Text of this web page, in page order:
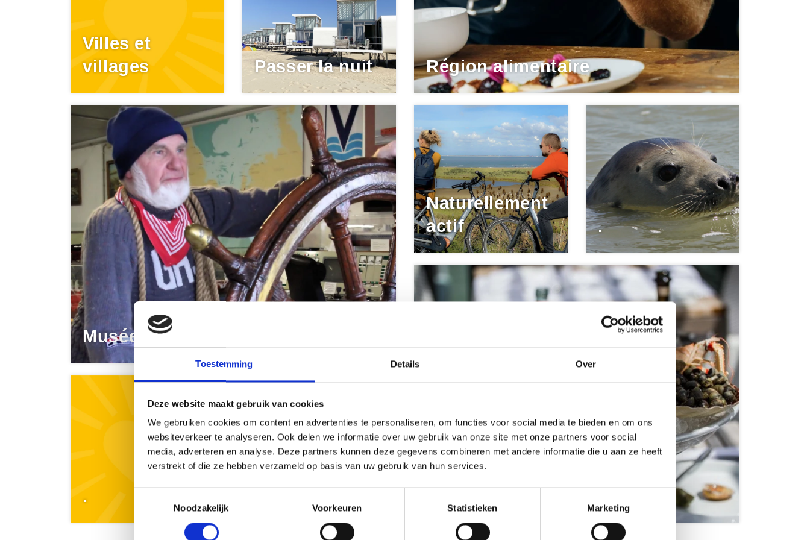
Toestemming Details Over
Deze website maakt gebruik van cookies
We gebruiken cookies om content en advertenties te personaliseren, om functies voor social media te bieden en om ons
websiteverkeer te analyseren. Ook delen we informatie over uw gebruik van onze site met onze partners voor social
media, adverteren en analyse. Deze partners kunnen deze gegevens combineren met andere informatie die u aan ze heeft
verstrekt of die ze hebben verzameld op basis van uw gebruik van hun services.
Noodzakelijk
Voorkeuren Statistieken Marketing
Villes et
villages
Passer la nuit Région alimentaire
Musées
.
Naturellement
actif
.